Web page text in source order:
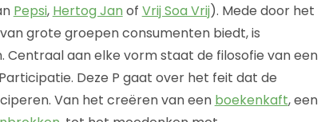
Pepsi, Hertog Jan of Vrij Soa Vrij). Mede door het
grote groepen consumenten biedt, is
aan elke vorm staat de filosofie van een
Deze P gaat over het feit dat de
Van het creëren van een boekenkaft, een